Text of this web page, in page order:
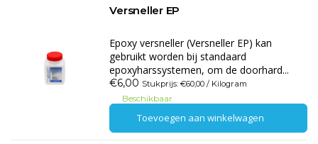
Versneller EP
Epoxy versneller (Versneller EP) kan
gebruikt worden bij standaard
epoxyharssystemen, om de doorhard...
€6,00 Stukprijs: €60,00 / Kilogram
Beschikbaar
Toevoegen aan winkelwagen